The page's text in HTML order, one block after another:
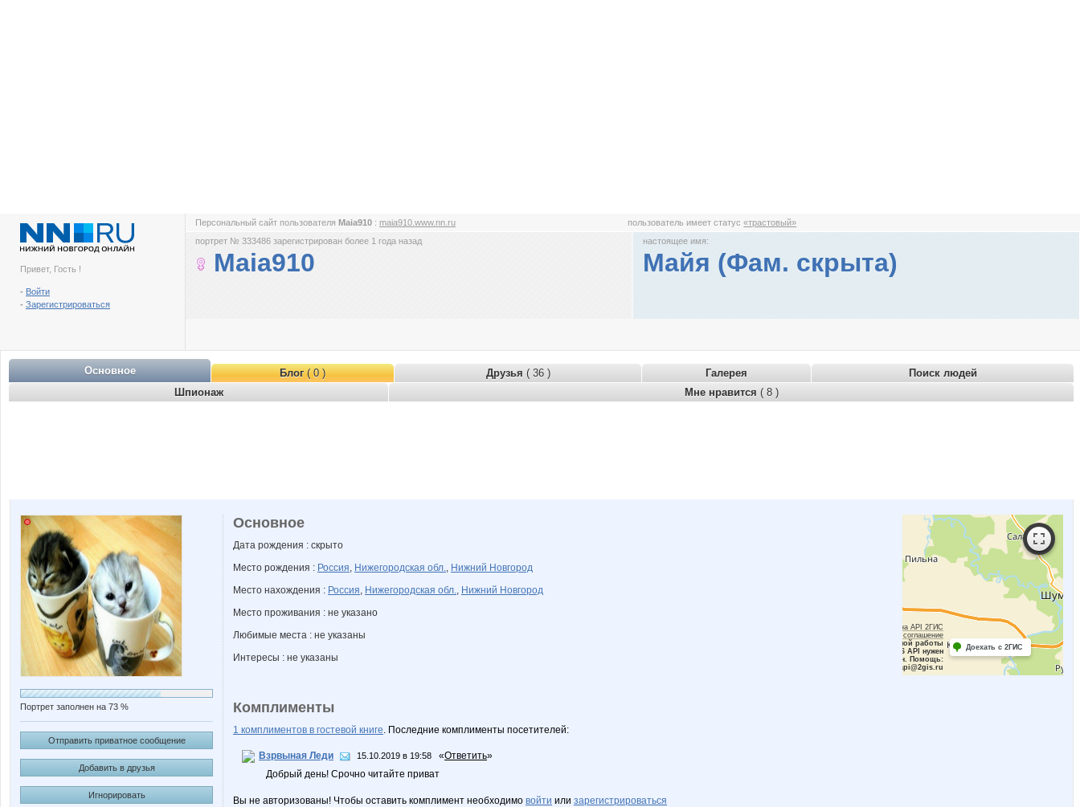
Привет, Гость !
- Войти
- Зарегистрироваться
Персональный сайт пользователя Maia910 : maia910.www.nn.ru пользователь имеет статус«трастовый»
портрет № 333486 зарегистрирован более 1 года назад
Maia910
настоящее имя:
Майя (Фам. скрыта)
Основное Блог( 0 ) Друзья ( 36 ) Галерея
Поиск людей
Шпионаж
Мне нравится ( 8 )
Портрет заполнен на 73 %
Отправить приватное сообщение
Добавить в друзья
Игнорировать
Работает на API 2ГИС
Лицензионное соглашение
Для корректной работы
Raster JS API нужен
ключ. Помощь:
api@2gis.ru
Доехать с 2ГИС
Основное
Дата рождения : скрыто
Место рождения : Россия, Нижегородская обл., Нижний Новгород
Место нахождения : Россия, Нижегородская обл., Нижний Новгород
Место проживания : не указано
Любимые места : не указаны
Интересы : не указаны
Комплименты
1 комплиментов в гостевой книге. Последние комплименты посетителей:
Взрвыная Леди 15.10.2019 в 19:58 «Ответить»
Добрый день! Срочно читайте приват
Вы не авторизованы! Чтобы оставить комплимент необходимо войти или зарегистрироваться